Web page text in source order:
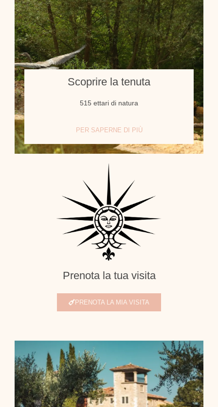
Scoprire la tenuta
515 ettari di natura
PER SAPERNE DI PIÙ
Prenota la tua visita
PRENOTA LA MIA VISITA